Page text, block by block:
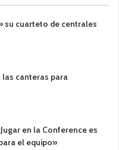
su cuarteto de centrales
las canteras para
en la Conference es
el equipo»